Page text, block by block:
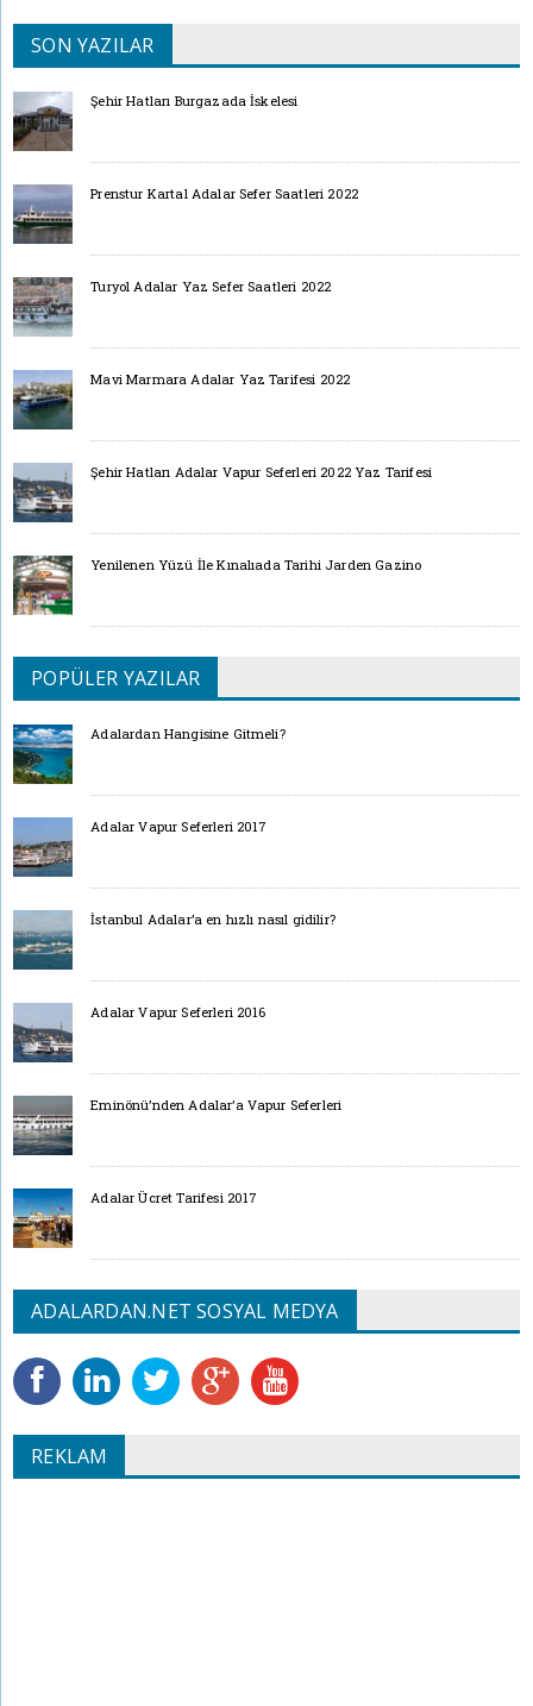
SON YAZILAR
Şehir Hatları Burgazada İskelesi
Prenstur Kartal Adalar Sefer Saatleri 2022
Turyol Adalar Yaz Sefer Saatleri 2022
Mavi Marmara Adalar Yaz Tarifesi 2022
Şehir Hatları Adalar Vapur Seferleri 2022 Yaz Tarifesi
Yenilenen Yüzü İle Kınalıada Tarihi Jarden Gazino
POPÜLER YAZILAR
Adalardan Hangisine Gitmeli?
Adalar Vapur Seferleri 2017
İstanbul Adalar’a en hızlı nasıl gidilir?
Adalar Vapur Seferleri 2016
Eminönü’nden Adalar’a Vapur Seferleri
Adalar Ücret Tarifesi 2017
ADALARDAN.NET SOSYAL MEDYA
REKLAM